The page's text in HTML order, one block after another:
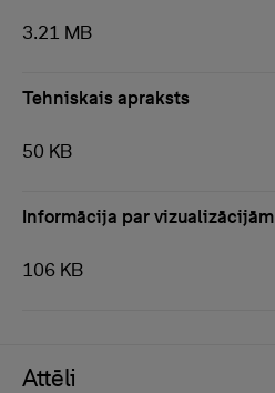
3.21 MB
Tehniskais apraksts
50 KB
Informācija par vizualizācijām
106 KB
Attēli